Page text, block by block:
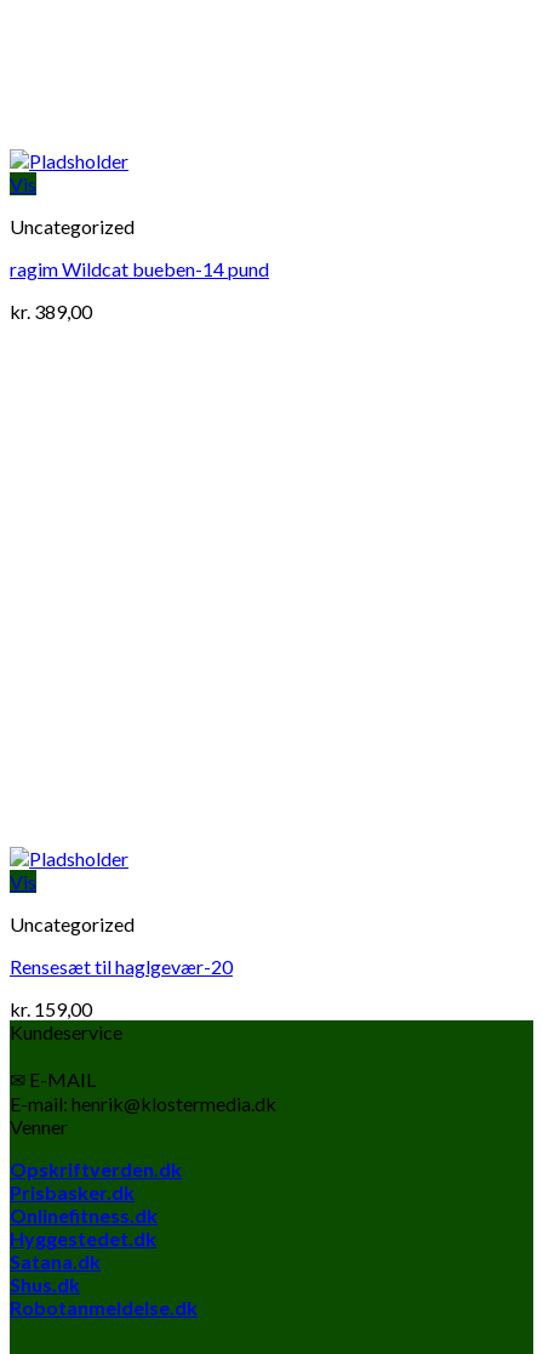
Vis
Uncategorized
ragim Wildcat bueben-14 pund
kr. 389,00
Vis
Uncategorized
Rensesæt til haglgevær-20
kr. 159,00
Kundeservice
✉ E-MAIL
E-mail: henrik@klostermedia.dk
Venner
Opskriftverden.dk
Prisbasker.dk
Onlinefitness.dk
Hyggestedet.dk
Satana.dk
Shus.dk
Robotanmeldelse.dk